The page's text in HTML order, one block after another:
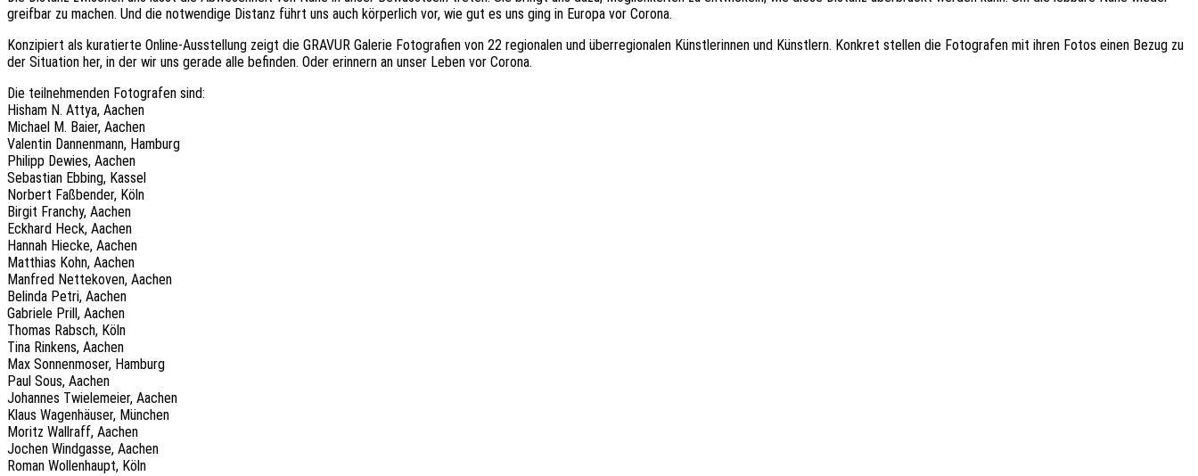
greifbar zu machen. Und die notwendige Distanz führt uns auch körperlich vor, wie gut es uns ging in Europa vor Corona.
Konzipiert als kuratierte Online-Ausstellung zeigt die GRAVUR Galerie Fotografien von 22 regionalen und überregionalen Künstlerinnen und Künstlern. Konkret stellen die Fotografen mit ihren Fotos einen Bezug zu
der Situation her, in der wir uns gerade alle befinden. Oder erinnern an unser Leben vor Corona.
Die teilnehmenden Fotografen sind:
Hisham N. Attya, Aachen
Michael M. Baier, Aachen
Valentin Dannenmann, Hamburg
Philipp Dewies, Aachen
Sebastian Ebbing, Kassel
Norbert Faßbender, Köln
Birgit Franchy, Aachen
Eckhard Heck, Aachen
Hannah Hiecke, Aachen
Matthias Kohn, Aachen
Manfred Nettekoven, Aachen
Belinda Petri, Aachen
Gabriele Prill, Aachen
Thomas Rabsch, Köln
Tina Rinkens, Aachen
Max Sonnenmoser, Hamburg
Paul Sous, Aachen
Johannes Twielemeier, Aachen
Klaus Wagenhäuser, München
Moritz Wallraff, Aachen
Jochen Windgasse, Aachen
Roman Wollenhaupt, Köln